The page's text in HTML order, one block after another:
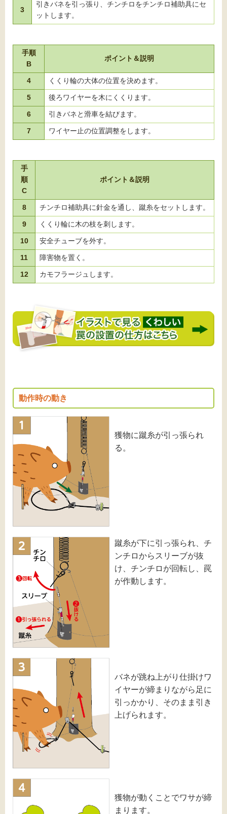
3
引きバネを引っ張り、チンチロをチンチロ補助具にセ
ットします。
手順
B
ポイント＆説明
4 くくり輪の大体の位置を決めます。
5 後ろワイヤーを木にくくります。
6 引きバネと滑車を結びます。
7 ワイヤー止の位置調整をします。
手
順
C
ポイント＆説明
8 チンチロ補助具に針金を通し、蹴糸をセットします。
9 くくり輪に木の枝を刺します。
10 安全チューブを外す。
11 障害物を置く。
12 カモフラージュします。
動作時の動き
獲物に蹴糸が引っ張られ
る。
蹴糸が下に引っ張られ、チ
ンチロからスリーブが抜
け、チンチロが回転し、罠
が作動します。
バネが跳ね上がり仕掛けワ
イヤーが締まりながら足に
引っかかり、そのまま引き
上げられます。
獲物が動くことでワサが締
まります。